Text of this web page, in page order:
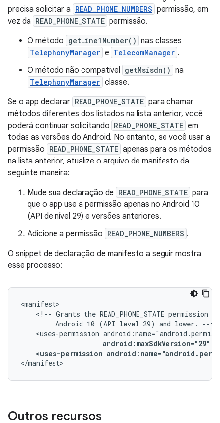
precisa solicitar a READ_PHONE_NUMBERS permissão, em
vez da READ_PHONE_STATE permissão.
O método getLine1Number() nas classes
TelephonyManager e TelecomManager .
O método não compatível getMsisdn() na
TelephonyManager classe.
Se o app declarar READ_PHONE_STATE para chamar
métodos diferentes dos listados na lista anterior, você
poderá continuar solicitando READ_PHONE_STATE em
todas as versões do Android. No entanto, se você usar a
permissão READ_PHONE_STATE apenas para os métodos
na lista anterior, atualize o arquivo de manifesto da
seguinte maneira:
Mude sua declaração de READ_PHONE_STATE para
que o app use a permissão apenas no Android 10
(API de nível 29) e versões anteriores.
Adicione a permissão READ_PHONE_NUMBERS .
O snippet de declaração de manifesto a seguir mostra
esse processo:
<!-- Grants the READ_PHONE_STATE permission
Android 10 (API level 29) and lower.
<uses-permission
android:maxSdkVersion="29"
<uses-permission
</manifest>
Outros recursos